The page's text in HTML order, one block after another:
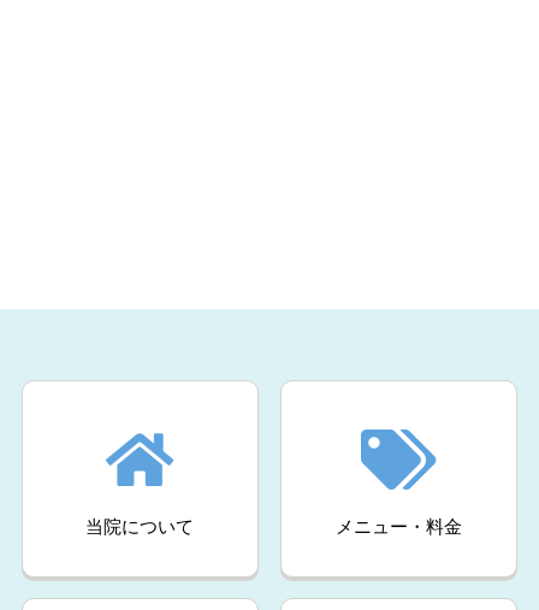
当院について メニュー・料金